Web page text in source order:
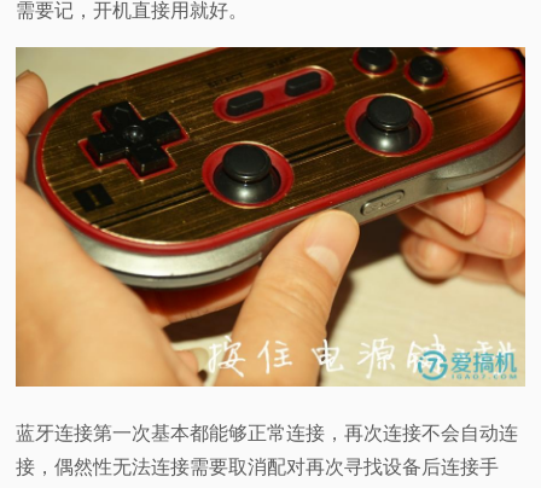
需要记，开机直接用就好。
蓝牙连接第一次基本都能够正常连接，再次连接不会自动连
接，偶然性无法连接需要取消配对再次寻找设备后连接手